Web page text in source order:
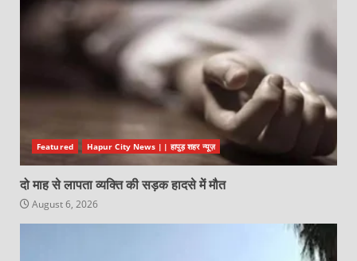
Featured Hapur City News || हापुड़ शहर न्यूज़
दो माह से लापता व्यक्ति की सड़क हादसे में मौत
August 6, 2026